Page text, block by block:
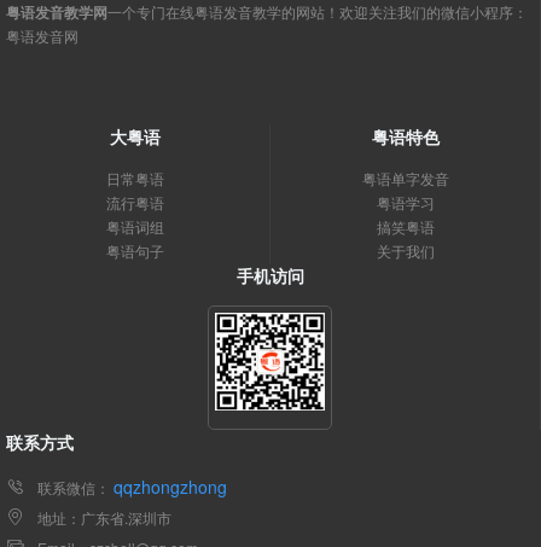
粤语发音教学网一个专门在线粤语发音教学的网站！欢迎关注我们的微信小程序：
粤语发音网
大粤语
日常粤语
流行粤语
粤语词组
粤语句子
粤语特色
粤语单字发音
粤语学习
搞笑粤语
关于我们
手机访问
联系方式
联系微信： qqzhongzhong
地址：广东省.深圳市